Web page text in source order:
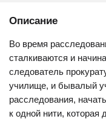
Описание
Во время
сталкиваются и
следователь
училище, и бывалый
расследования,
к одной нити, которая